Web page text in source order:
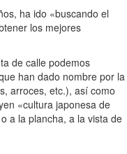
ha ido «buscando el
los mejores
de calle podemos
han dado nombre por la
arroces, etc.), así como
«cultura japonesa de
a la plancha, a la vista de